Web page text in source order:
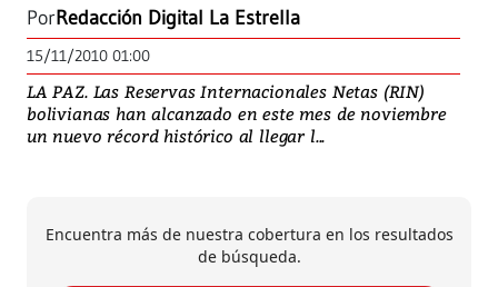
PorRedacción Digital La Estrella
15/11/2010 01:00
LA PAZ. Las Reservas Internacionales Netas (RIN)
bolivianas han alcanzado en este mes de noviembre
un nuevo récord histórico al llegar l...
Encuentra más de nuestra cobertura en los resultados
de búsqueda.